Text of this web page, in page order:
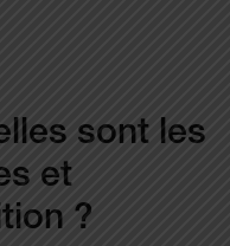
sont les
et
?